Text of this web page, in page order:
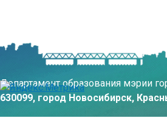
Департамент образования мэрии
630099, город Новосибирск,